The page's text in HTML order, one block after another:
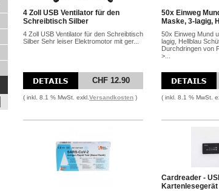
4 Zoll USB Ventilator für den
Schreibtisch Silber
4 Zoll USB Ventilator für den Schreibtisch
Silber Sehr leiser Elektromotor mit ger...
CHF 12.90
( inkl. 8.1 % MwSt. exkl. Versandkosten )
50x Einweg
Maske, 3-lagig,
50x Einweg Mund
lagig, Hellblau
Durchdringen von
>...
( inkl. 8.1 % MwSt.
Cardreader -